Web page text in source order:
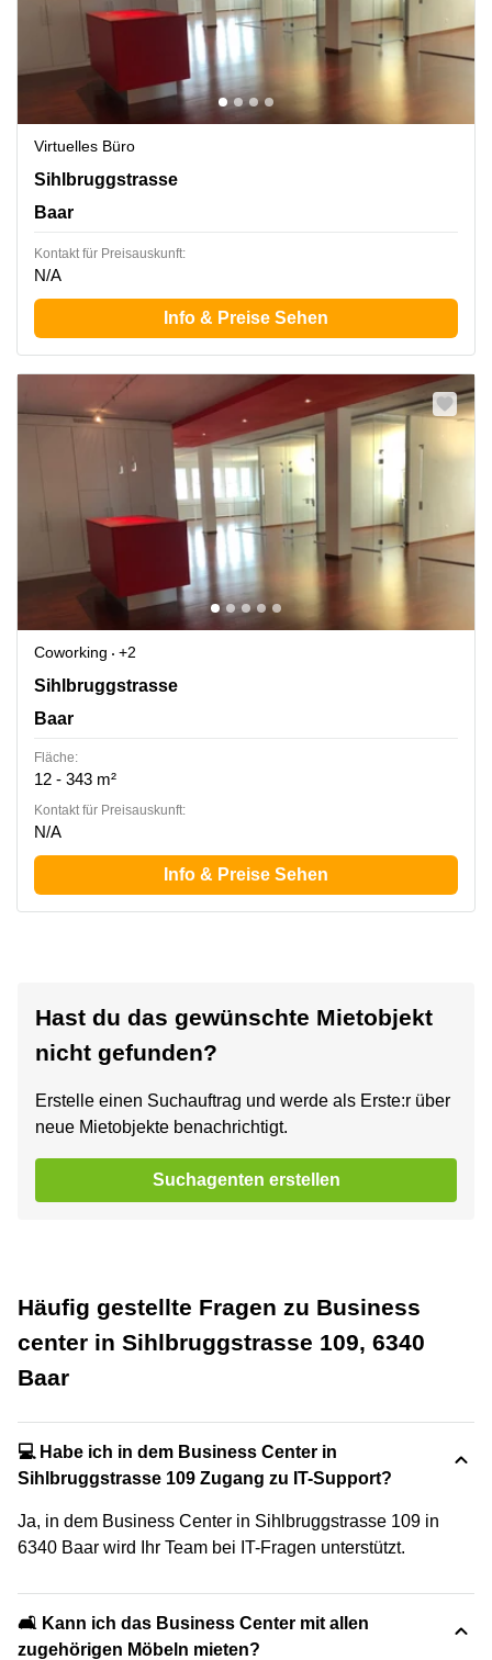
Virtuelles Büro
Sihlbruggstrasse 109, Baar
Sihlbruggstrasse
Baar
Kontakt für Preisauskunft:
N/A
Info & Preise Sehen
Coworking
+2
Sihlbruggstrasse 109, Baar
Sihlbruggstrasse
Baar
Fläche:
12 - 343 m²
Kontakt für Preisauskunft:
N/A
Info & Preise Sehen
Hast du das gewünschte Mietobjekt
nicht gefunden?
Erstelle einen Suchauftrag und werde als Erste:r über
neue Mietobjekte benachrichtigt.
Suchagenten erstellen
Häufig gestellte Fragen zu Business
center in Sihlbruggstrasse 109, 6340
Baar
💻 Habe ich in dem Business Center in
Sihlbruggstrasse 109 Zugang zu IT-Support?
Ja, in dem Business Center in Sihlbruggstrasse 109 in
6340 Baar wird Ihr Team bei IT-Fragen unterstützt.
🛋️ Kann ich das Business Center mit allen
zugehörigen Möbeln mieten?